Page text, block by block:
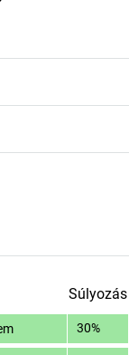
Súlyozás
30%